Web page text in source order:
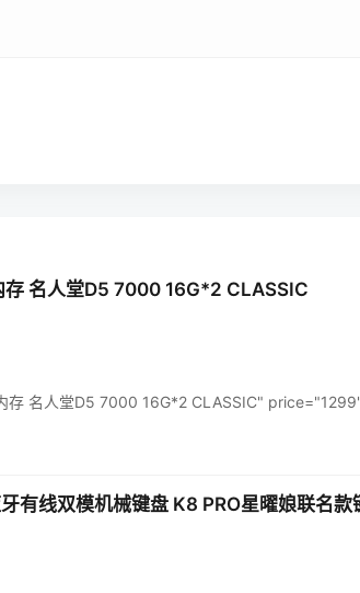
存 名人堂D5 7000 16G*2 CLASSIC
存 名人堂D5 7000 16G*2 CLASSIC"
有线双模机械键盘 K8 PRO星曜娘联名款